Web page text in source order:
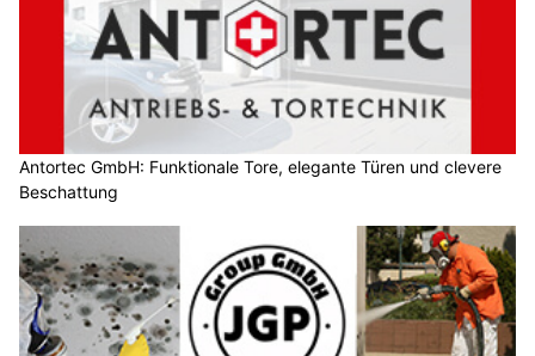
Antortec GmbH: Funktionale Tore, elegante Türen und clevere
Beschattung